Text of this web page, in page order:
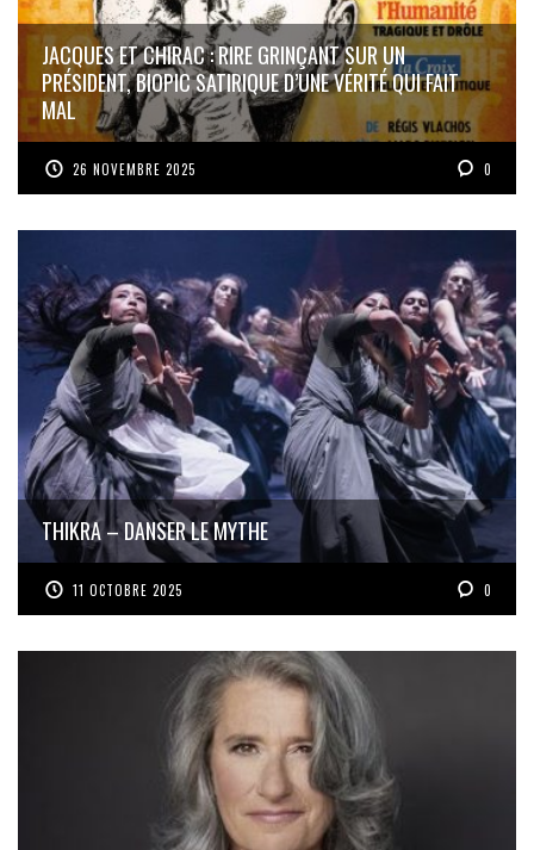
JACQUES ET CHIRAC : RIRE GRINÇANT SUR UN
PRÉSIDENT, BIOPIC SATIRIQUE D’UNE VÉRITÉ QUI FAIT
MAL
26 NOVEMBRE 2025 0
THIKRA – DANSER LE MYTHE
11 OCTOBRE 2025 0